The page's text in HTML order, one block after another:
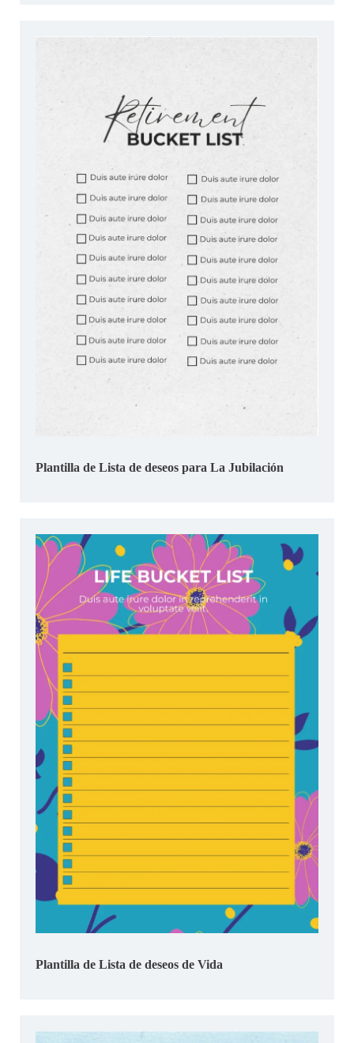
Plantilla de Lista de deseos para La Jubilación
Plantilla de Lista de deseos de Vida